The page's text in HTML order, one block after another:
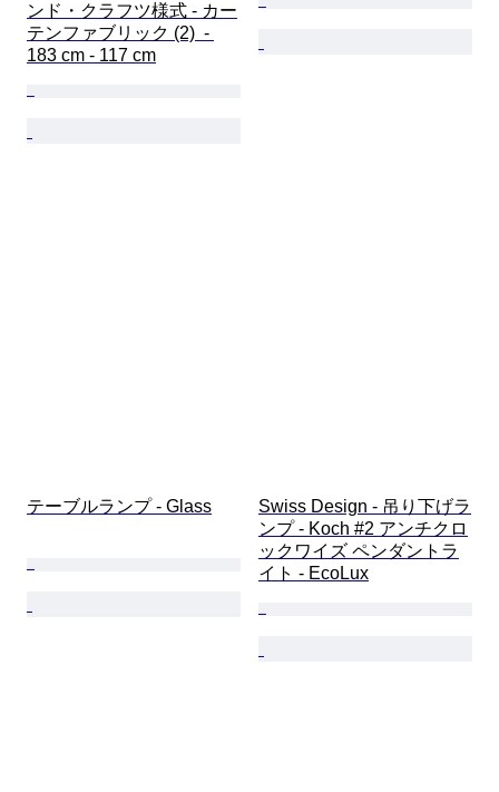
ンド・クラフツ様式 - カー
テンファブリック (2)  -
183 cm - 117 cm
テーブルランプ - Glass
Swiss Design - 吊り下げラ
ンプ - Koch #2 アンチクロ
ックワイズ ペンダントラ
イト - EcoLux